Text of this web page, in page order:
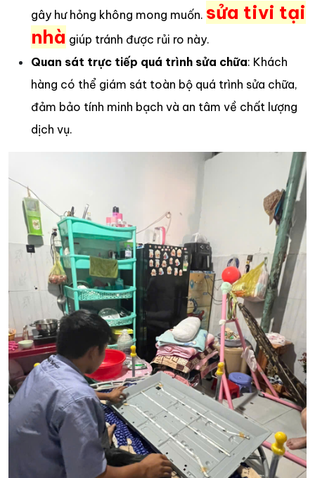
gây hư hỏng không mong muốn. sửa tivi tại
nhà giúp tránh được rủi ro này.
Quan sát trực tiếp quá trình sửa chữa: Khách
hàng có thể giám sát toàn bộ quá trình sửa chữa,
đảm bảo tính minh bạch và an tâm về chất lượng
dịch vụ.